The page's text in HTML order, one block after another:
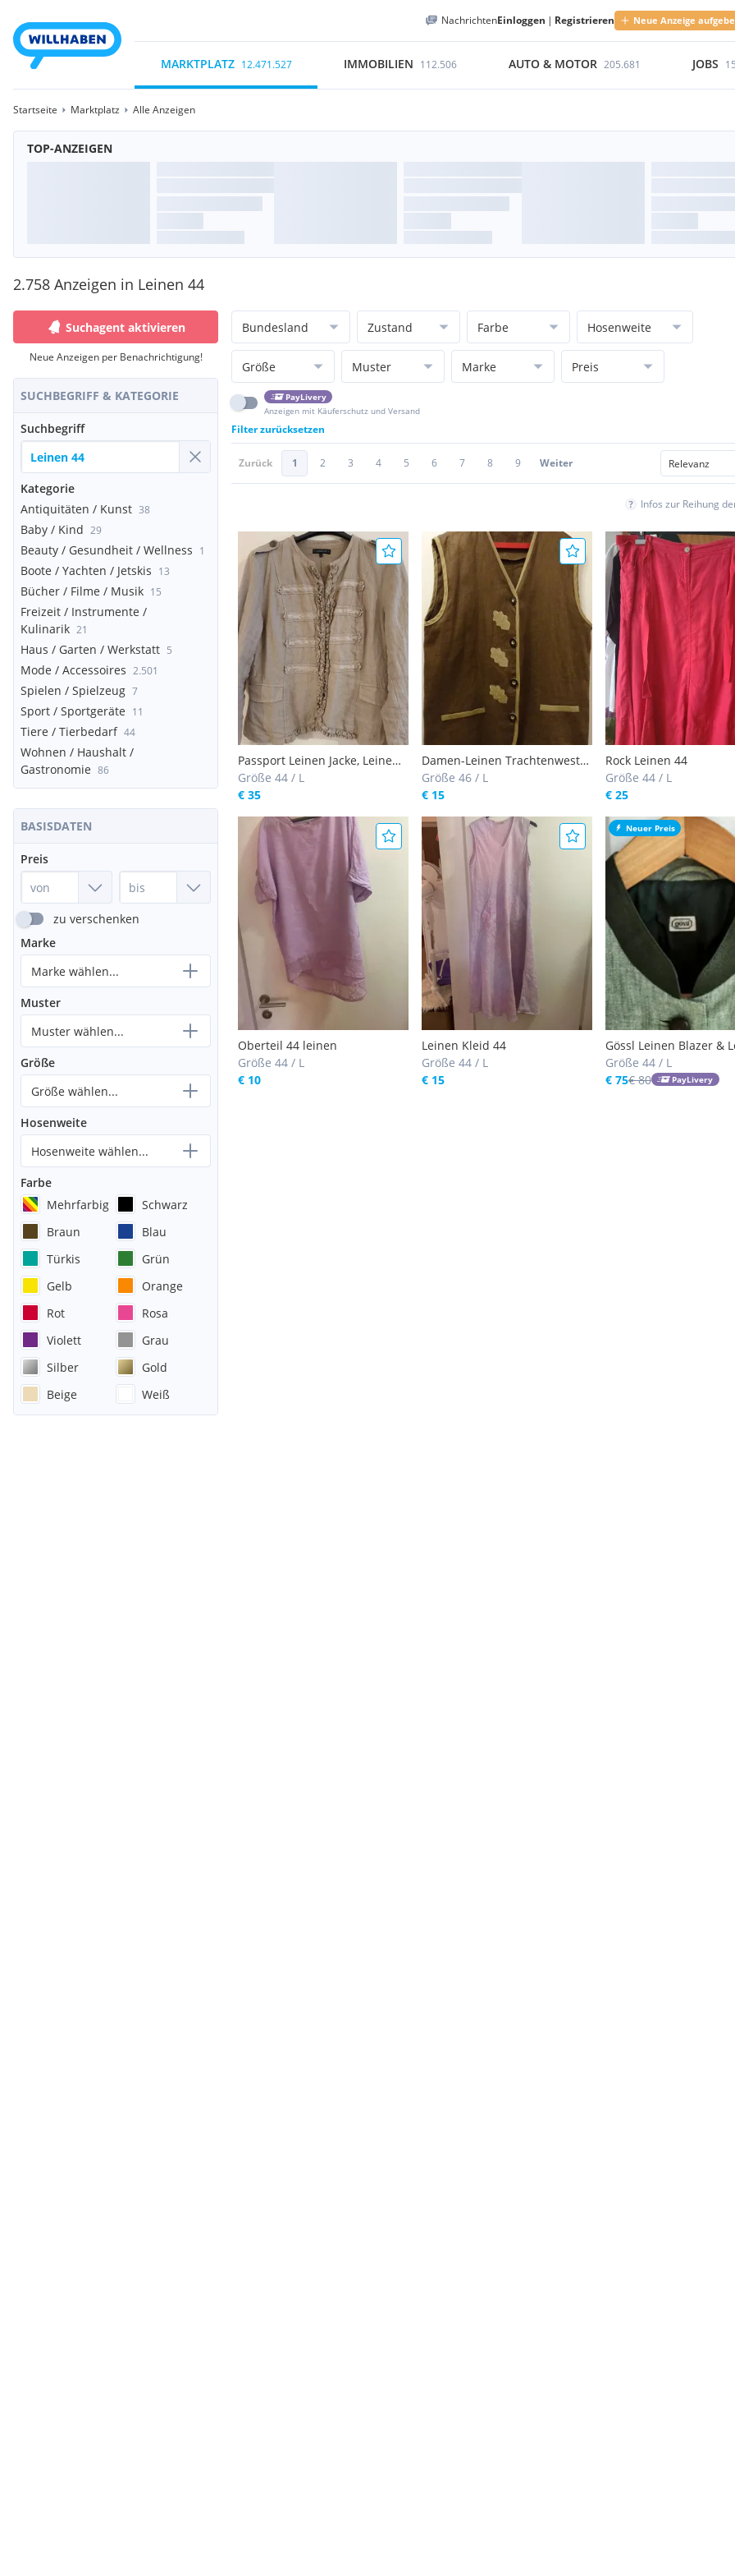
NachrichtenEinloggen | Registrieren Neue Anzeige
MARKTPLATZ 12.471.527 IMMOBILIEN 112.506 AUTO & MOTOR 205.681 JOBS
Startseite Marktplatz Alle Anzeigen
TOP-ANZEIGEN
2.758 Anzeigen in Leinen 44
Suchagent aktivieren
Neue Anzeigen per Benachrichtigung!
SUCHBEGRIFF & KATEGORIE
Suchbegriff
Kategorie
Antiquitäten / Kunst 38
Baby / Kind 29
Beauty / Gesundheit / Wellness 1
Boote / Yachten / Jetskis 13
Bücher / Filme / Musik 15
Freizeit / Instrumente /
Kulinarik 21
Haus / Garten / Werkstatt 5
Mode / Accessoires 2.501
Spielen / Spielzeug 7
Sport / Sportgeräte 11
Tiere / Tierbedarf 44
Wohnen / Haushalt /
Gastronomie 86
BASISDATEN
Preis
zu verschenken
Marke
Marke wählen...
Muster
Muster wählen...
Größe
Größe wählen...
Hosenweite
Hosenweite wählen...
Farbe
Mehrfarbig
Schwarz
Braun
Blau
Türkis
Grün
Gelb
Orange
Rot
Rosa
Violett
Grau
Silber
Gold
Beige
Weiß
Bundesland Zustand Farbe Hosenweite
Größe Muster Marke Preis
PayLivery
Anzeigen mit Käuferschutz und Versand
Filter zurücksetzen
Zurück 1 2 3 4 5 6 7 8 9 Weiter
Infos zur Reihung
Passport Leinen Jacke, Leinen
Blazer, Größe 44
Größe 44 / L
€ 35
Damen-Leinen Trachtenweste
100% Leinen, Größe: 44-46
Größe 46 / L
€ 15
Rock Leinen 44
Größe 44 / L
€ 25
Oberteil 44 leinen
Größe 44 / L
€ 10
Leinen Kleid 44
Größe 44 / L
€ 15
Neuer Preis
Gössl Leinen Blazer &
Baumwoll-Kleid
Größe 44
Größe 44 / L
€ 75€ 80 PayLivery